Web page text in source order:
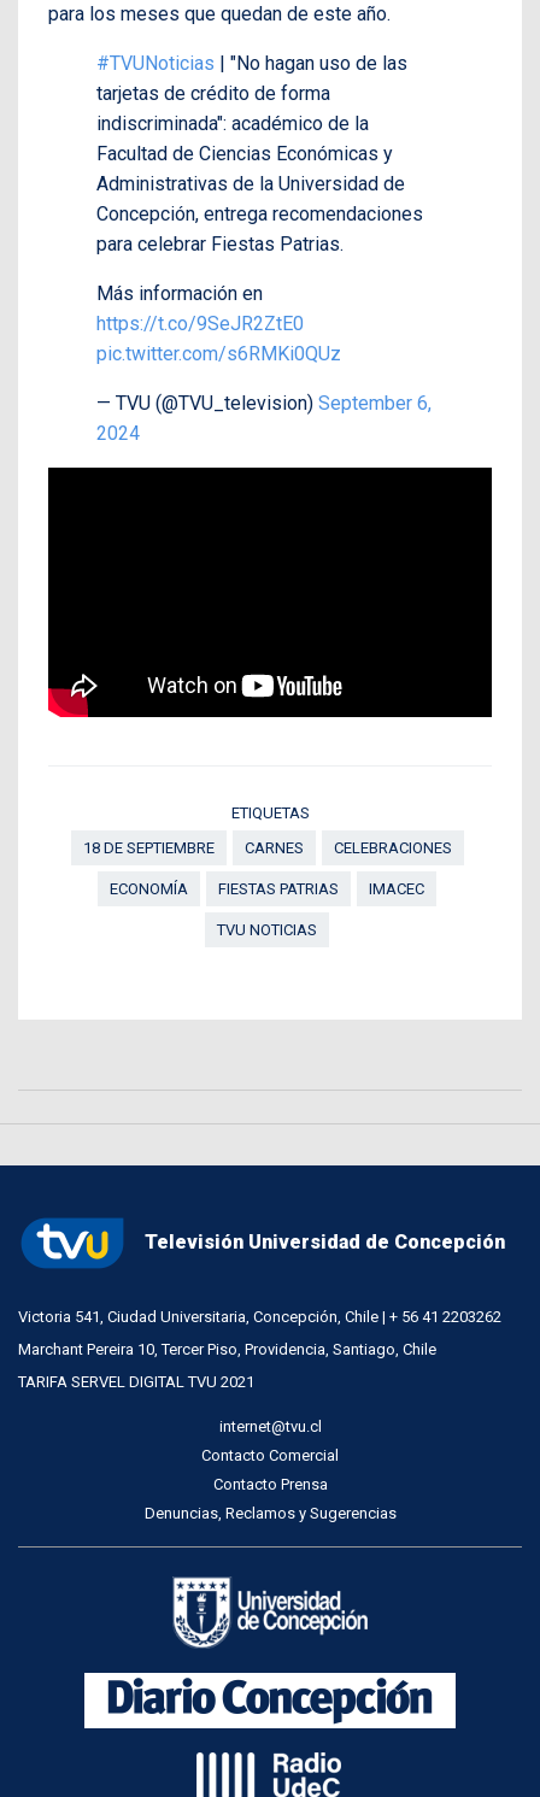
para los meses que quedan de este año.
#TVUNoticias | "No hagan uso de las
tarjetas de crédito de forma
indiscriminada": académico de la
Facultad de Ciencias Económicas y
Administrativas de la Universidad de
Concepción, entrega recomendaciones
para celebrar Fiestas Patrias.
Más información en
https://t.co/9SeJR2ZtE0
pic.twitter.com/s6RMKi0QUz
— TVU (@TVU_television) September 6,
2024
ETIQUETAS
18 DE SEPTIEMBRE
CARNES CELEBRACIONES
ECONOMÍA FIESTAS PATRIAS IMACEC
TVU NOTICIAS
Televisión Universidad de Concepción
Victoria 541, Ciudad Universitaria, Concepción, Chile | + 56 41 2203262
Marchant Pereira 10, Tercer Piso, Providencia, Santiago, Chile
TARIFA SERVEL DIGITAL TVU 2021
internet@tvu.cl
Contacto Comercial
Contacto Prensa
Denuncias, Reclamos y Sugerencias